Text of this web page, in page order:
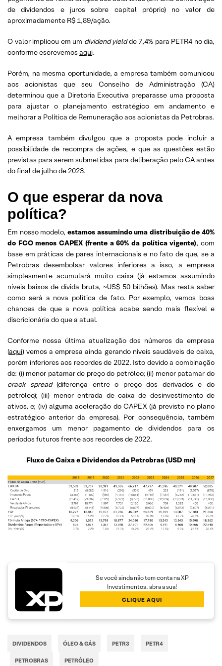
de dividendos e juros sobre capital próprio) no valor de
aproximadamente R$ 1,89/ação.
O valor implicou em um dividend yieldde 7,4% para PETR4 no dia,
conforme escrevemos aqui.
Porém, na mesma oportunidade, a empresa também comunicou
aos acionistas que seu Conselho de Administração (CA)
determinou que a Diretoria Executiva preparasse uma proposta
para ajustar o planejamento estratégico em andamento e
melhorar a Política de Remuneração aos acionistas da Petrobras.
A empresa também divulgou que a proposta pode incluir a
possibilidade de recompra de ações, e que as questões estão
previstas para serem submetidas para deliberação pelo CA antes
do final de julho de 2023.
O que esperar da nova
política?
Em nosso modelo, estamos assumindo uma distribuição de 40%
do FCO menos CAPEX (frente a 60% da política vigente), com
base em práticas de pares internacionais e no fato de que, se a
Petrobras desembolsar valores inferiores a isso, a empresa
simplesmente acumulará muito caixa (já estamos assumindo
níveis baixos de dívida bruta, ~US$ 50 bilhões). Mas resta saber
como será a nova política de fato. Por exemplo, vemos boas
chances de que a nova política acabe sendo mais flexível e
discricionária do que a atual.
Conforme nossa última atualização dos números da empresa
(aqui) vemos a empresa ainda gerando níveis saudáveis de caixa,
porém inferiores aos recordes de 2022. Isto devido a combinação
de: (i) menor patamar de preço do petróleo; (ii) menor patamar do
crack spread(diferença entre o preço dos derivados e do
petróleo); (iii) menor entrada de caixa de desinvestimento de
ativos, e; (iv) alguma aceleração do CAPEX (já previsto no plano
estratégico anterior da empresa). Por consequência, também
enxergamos um menor pagamento de dividendos para os
períodos futuros frente aos recordes de 2022.
Fluxo de Caixa e Dividendos da Petrobras(USD mn)
Se você ainda não tem conta na XP
Investimentos, abra a sua!
CLIQUE AQUI
DIVIDENDOS ÓLEO & GÁS PETR3 PETR4
PETROBRAS PETRÓLEO